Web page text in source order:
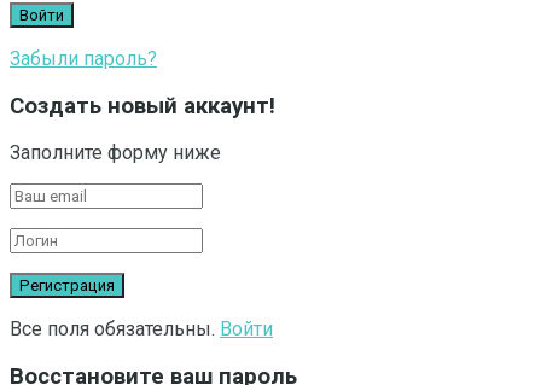
Забыли пароль?
Создать новый аккаунт!
Заполните форму ниже
Все поля обязательны. Войти
Восстановите ваш пароль